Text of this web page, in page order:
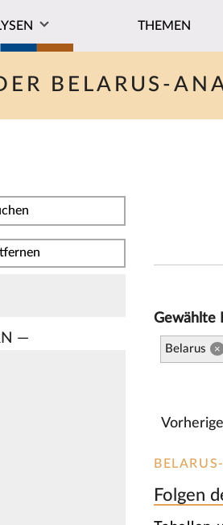
THEMEN
BELARUS-
—
Gewählte
Belarus ×
Vorherige
Folgen